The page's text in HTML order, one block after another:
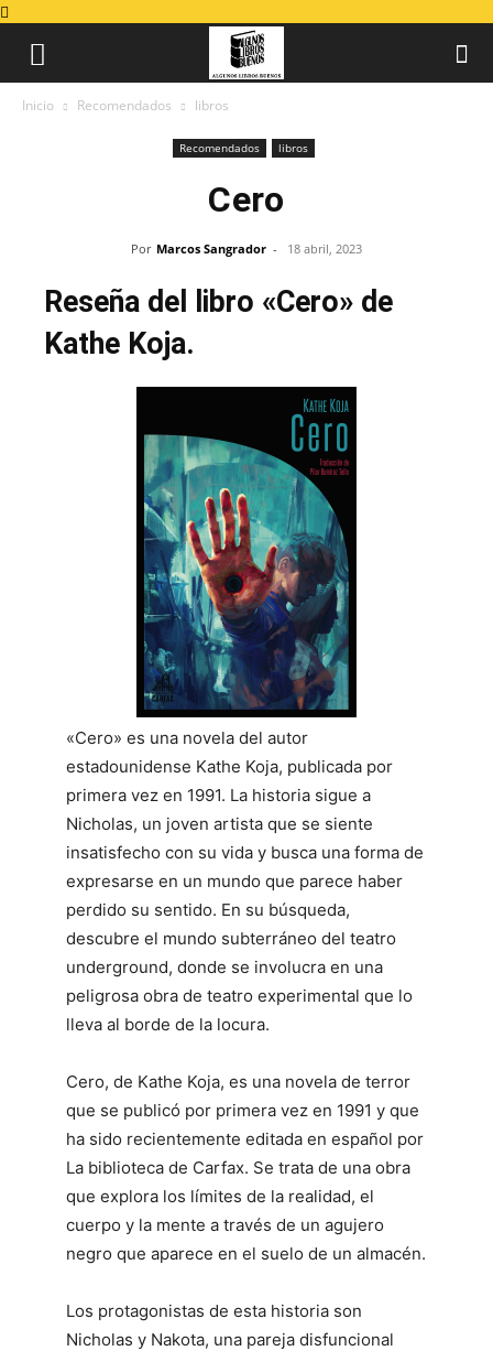
Inicio Recomendados libros
Recomendados libros
Cero
Por Marcos Sangrador - 18 abril, 2023
Reseña del libro «Cero» de
Kathe Koja.
«Cero» es una novela del autor
estadounidense Kathe Koja, publicada por
primera vez en 1991. La historia sigue a
Nicholas, un joven artista que se siente
insatisfecho con su vida y busca una forma de
expresarse en un mundo que parece haber
perdido su sentido. En su búsqueda,
descubre el mundo subterráneo del teatro
underground, donde se involucra en una
peligrosa obra de teatro experimental que lo
lleva al borde de la locura.
Cero, de Kathe Koja, es una novela de terror
que se publicó por primera vez en 1991 y que
ha sido recientemente editada en español por
La biblioteca de Carfax. Se trata de una obra
que explora los límites de la realidad, el
cuerpo y la mente a través de un agujero
negro que aparece en el suelo de un almacén.
Los protagonistas de esta historia son
Nicholas y Nakota, una pareja disfuncional